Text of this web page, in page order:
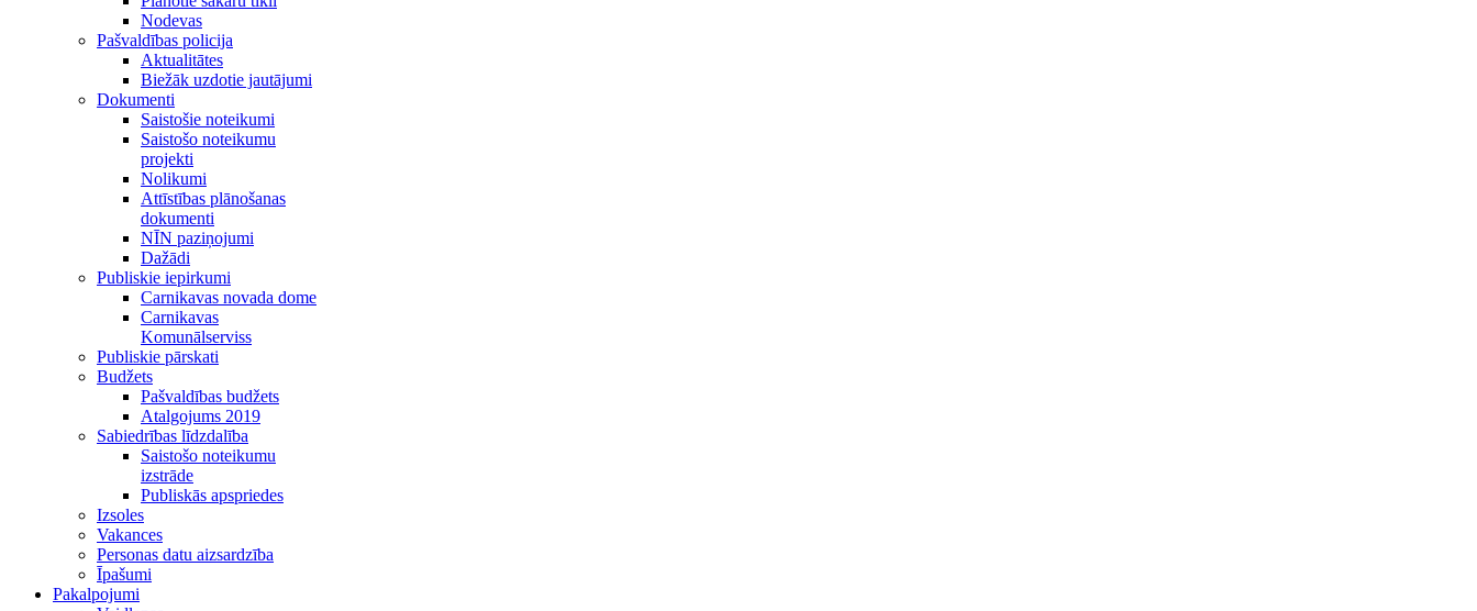
Nodevas
Pašvaldības policija
Aktualitātes
Biežāk uzdotie jautājumi
Dokumenti
Saistošie noteikumi
Saistošo noteikumu
projekti
Nolikumi
Attīstības plānošanas
dokumenti
NĪN paziņojumi
Dažādi
Publiskie iepirkumi
Carnikavas novada dome
Carnikavas
Komunālserviss
Publiskie pārskati
Budžets
Pašvaldības budžets
Atalgojums 2019
Sabiedrības līdzdalība
Saistošo noteikumu
izstrāde
Publiskās apspriedes
Izsoles
Vakances
Personas datu aizsardzība
Īpašumi
Pakalpojumi